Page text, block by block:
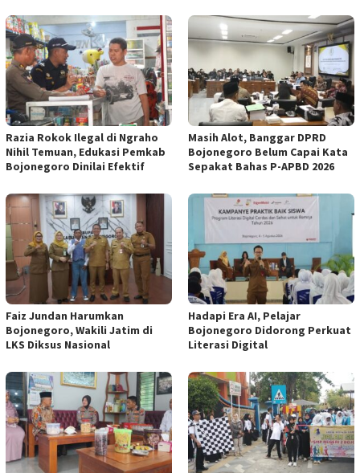
Razia Rokok Ilegal di Ngraho
Nihil Temuan, Edukasi Pemkab
Bojonegoro Dinilai Efektif
Masih Alot, Banggar DPRD
Bojonegoro Belum Capai Kata
Sepakat Bahas P-APBD 2026
Faiz Jundan Harumkan
Bojonegoro, Wakili Jatim di
LKS Diksus Nasional
Hadapi Era AI, Pelajar
Bojonegoro Didorong Perkuat
Literasi Digital